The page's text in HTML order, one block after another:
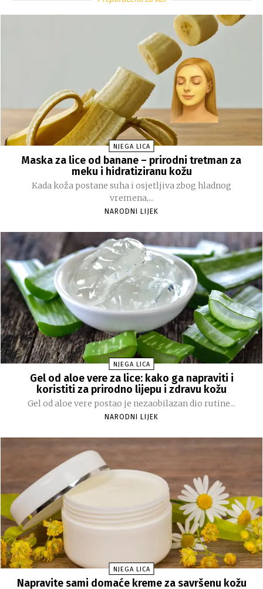
NJEGA LICA
Maska za lice od banane – prirodni tretman za
meku i hidratiziranu kožu
Kada koža postane suha i osjetljiva zbog hladnog
vremena,...
NARODNI LIJEK
NJEGA LICA
Gel od aloe vere za lice: kako ga napraviti i
koristiti za prirodno lijepu i zdravu kožu
Gel od aloe vere postao je nezaobilazan dio rutine...
NARODNI LIJEK
NJEGA LICA
Napravite sami domaće kreme za savršenu kožu